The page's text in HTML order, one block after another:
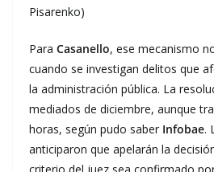
Pisarenko)
Para Casanello, ese mecanismo
cuando se investigan delitos que
la administración pública. La
mediados de diciembre, aunque
horas, según pudo saber Infobae.
anticiparon que apelarán la